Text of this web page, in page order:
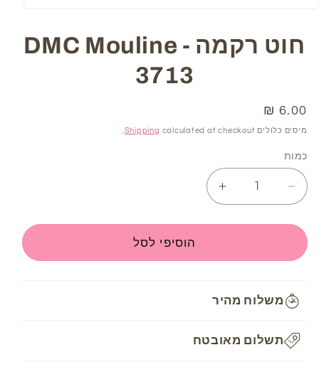
in
modalחוט רקמה DMC Mouline -
3713
מחיר
רגיל
6.00 ₪
מיסים כלולים Shippingcalculated at checkout.
כמות
Decrease
quantity
for
רקמה
Mouline
-
Increase
quantity
for
רקמה
-
הוסיפי לסל
משלוח מהיר
תשלום מאובטח